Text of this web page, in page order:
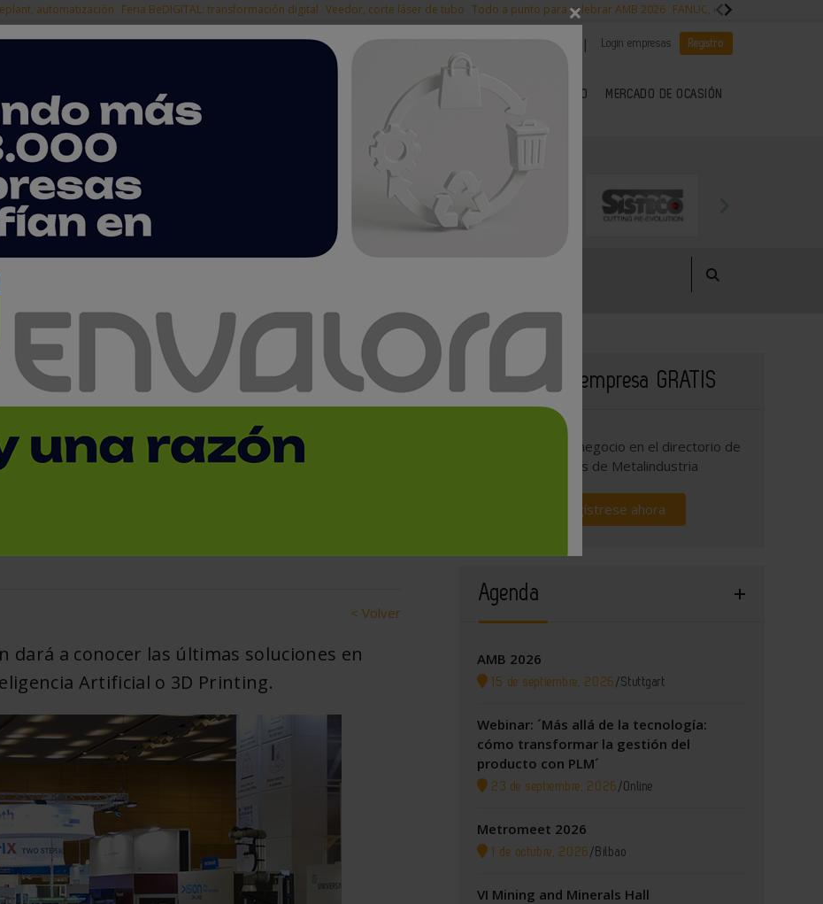
automatización Feria BeDIGITAL: transformación digital Veedor, corte láser de tubo Todo a punto para celebrar AMB 2026 FANUC, colaboración con
| Es noticia | CANAL EMPLEO | Login empresas Registro
NOTICIAS PRODUCTOS EMPRESAS DEL SECTOR DEL METAL KIOSCO MERCADO DE OCASIÓN
en su área expositiva a cuatro meses de su celebración
ya el 89% de
a cuatro
< Volver
dará a conocer las últimas soluciones en
Artificial o 3D Printing.
Publique su empresa GRATIS
Promocione su negocio en el directorio de
empresas de Metalindustria
Regístrese ahora
Agenda
AMB 2026
15 de septiembre, 2026 /Stuttgart
Webinar: ´Más allá de la tecnología:
cómo transformar la gestión del
producto con PLM´
23 de septiembre, 2026 /Online
Metromeet 2026
1 de octubre, 2026 / Bilbao
VI Mining and Minerals Hall
×